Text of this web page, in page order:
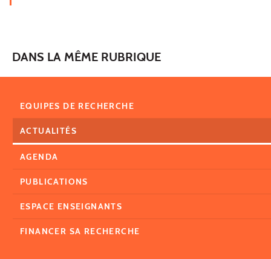
DANS LA MÊME RUBRIQUE
EQUIPES DE RECHERCHE
ACTUALITÉS
AGENDA
PUBLICATIONS
ESPACE ENSEIGNANTS
FINANCER SA RECHERCHE